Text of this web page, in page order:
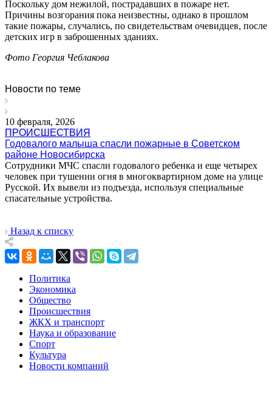
Поскольку дом нежилой, пострадавших в пожаре нет.
Причины возгорания пока неизвестны, однако в прошлом
такие пожары, случались, по свидетельствам очевидцев, после
детских игр в заброшенных зданиях.
Фото Георгия Чеблакова
Новости по теме
10 февраля, 2026
ПРОИСШЕСТВИЯ
Годовалого малыша спасли пожарные в Советском
районе Новосибирска
Сотрудники МЧС спасли годовалого ребенка и еще четырех
человек при тушении огня в многоквартирном доме на улице
Русской. Их вывели из подъезда, используя специальные
спасательные устройства.
Назад к списку
Политика
Экономика
Общество
Происшествия
ЖКХ и транспорт
Наука и образование
Спорт
Культура
Новости компаний